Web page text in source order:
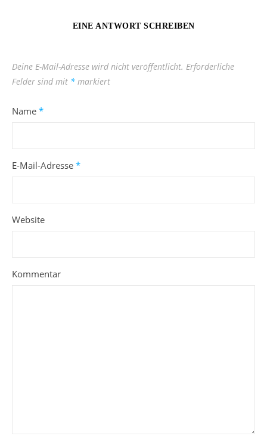
EINE ANTWORT SCHREIBEN
Deine E-Mail-Adresse wird nicht veröffentlicht. Erforderliche
Felder sind mit * markiert
Name *
E-Mail-Adresse *
Website
Kommentar